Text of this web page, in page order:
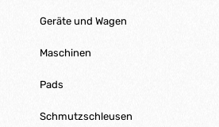
Geräte und Wagen
Maschinen
Pads
Schmutzschleusen